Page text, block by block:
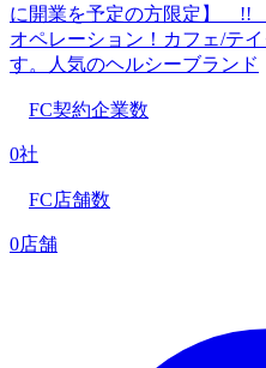
に開業を予定の方限定】 !!
オペレーション！カフェ/テ
す。人気のヘルシーブランド
FC契約企業数
0社
FC店舗数
0店舗